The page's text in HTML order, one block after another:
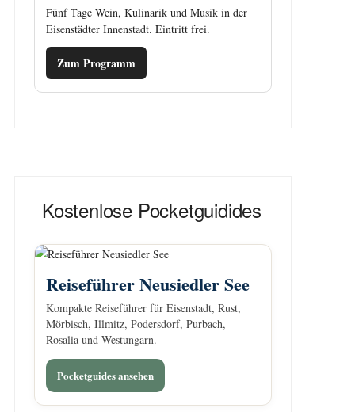
Fünf Tage Wein, Kulinarik und Musik in der
Eisenstädter Innenstadt. Eintritt frei.
Zum Programm
Kostenlose Pocketguidides
Reiseführer Neusiedler See
Kompakte Reiseführer für Eisenstadt, Rust,
Mörbisch, Illmitz, Podersdorf, Purbach,
Rosalia und Westungarn.
Pocketguides ansehen